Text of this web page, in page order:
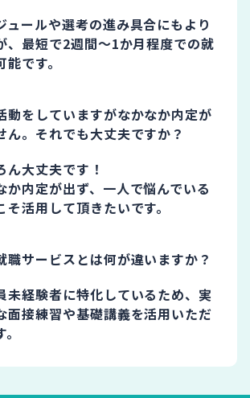
ュールや選考の進み具合にもより
、最短で2週間～1か月程度での就
です。
動をしていますがなかなか内定が
ん。それでも大丈夫ですか？
ん大丈夫です！
か内定が出ず、一人で悩んでいる
そ活用して頂きたいです。
職サービスとは何が違いますか？
未経験者に特化しているため、実
面接練習や基礎講義を活用いただ